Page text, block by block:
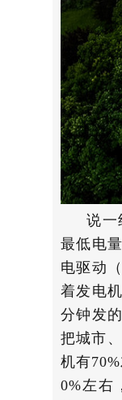
说一
最低电
电驱动
着发电
分钟发
把城市
机有
0%左右